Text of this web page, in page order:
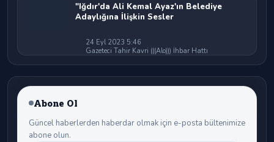
"Iğdır'da Ali Kemal Ayaz'ın Belediye
Adaylığına İlişkin Sesler
24 Eyl 2023 5:46
Gazeteci Tahir Kavri (((Alo))) İhbar Hattı
Abone Ol
Güncel haberlerden haberdar olmak için e-posta bültenimize
abone olun.